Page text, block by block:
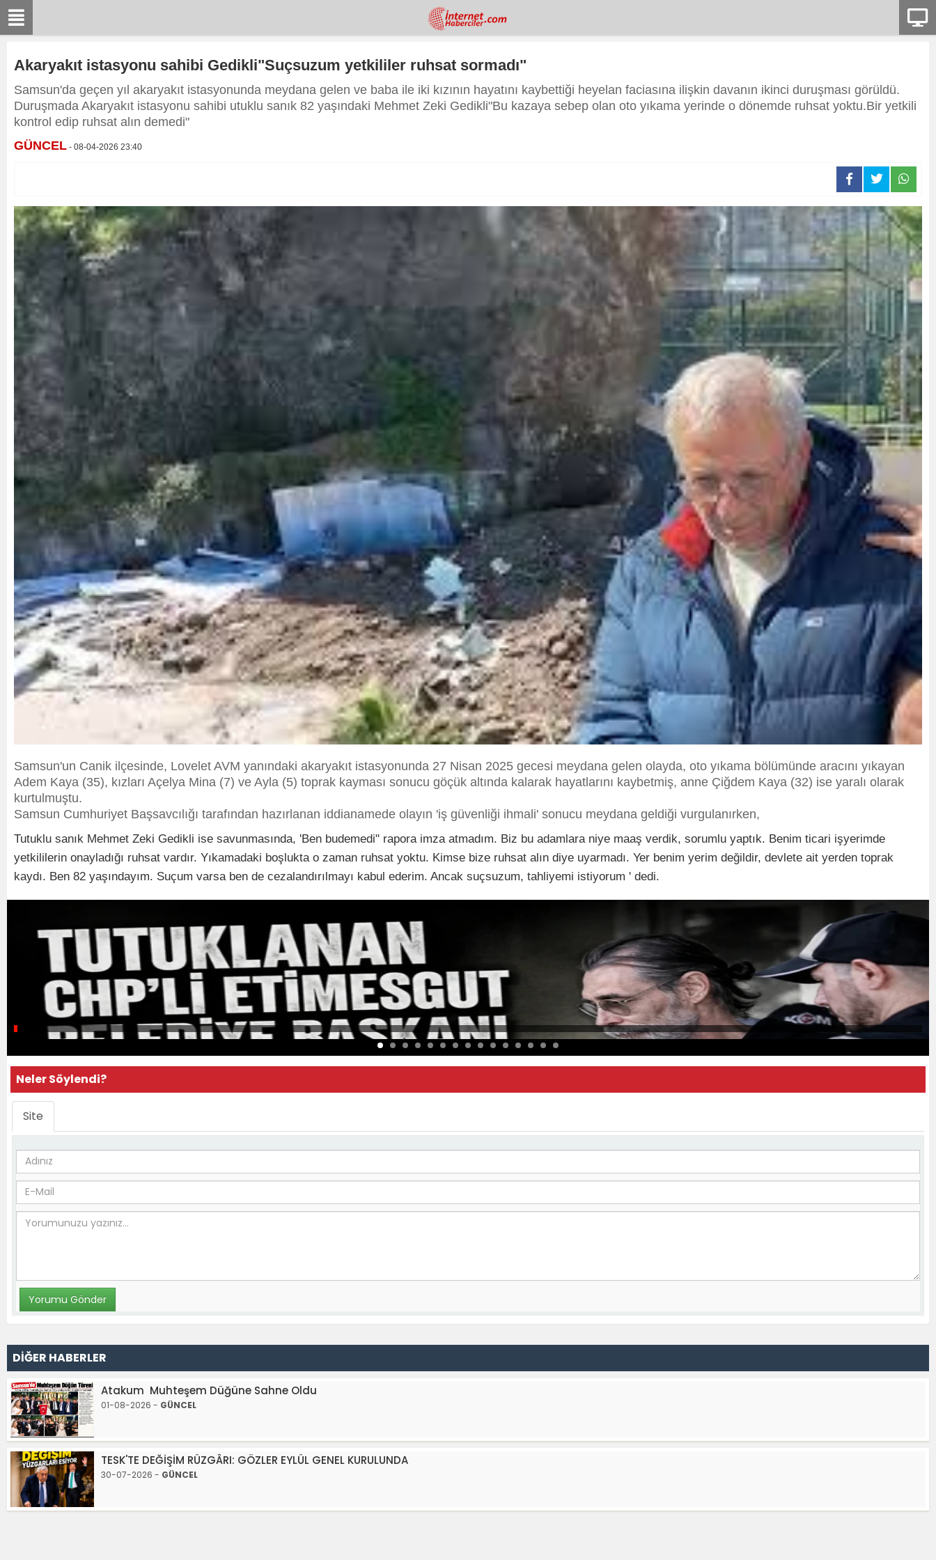
Akaryakıt istasyonu sahibi Gedikli"Suçsuzum yetkililer ruhsat sormadı"
Samsun'da geçen yıl akaryakıt istasyonunda meydana gelen ve baba ile iki kızının hayatını kaybettiği heyelan faciasına ilişkin davanın ikinci duruşması görüldü.
Duruşmada Akaryakıt istasyonu sahibi utuklu sanık 82 yaşındaki Mehmet Zeki Gedikli"Bu kazaya sebep olan oto yıkama yerinde o dönemde ruhsat yoktu.Bir yetkili
kontrol edip ruhsat alın demedi"
GÜNCEL - 08-04-2026 23:40
Samsun'un Canik ilçesinde, Lovelet AVM yanındaki akaryakıt istasyonunda 27 Nisan 2025 gecesi meydana gelen olayda, oto yıkama bölümünde aracını yıkayan
Adem Kaya (35), kızları Açelya Mina (7) ve Ayla (5) toprak kayması sonucu göçük altında kalarak hayatlarını kaybetmiş, anne Çiğdem Kaya (32) ise yaralı olarak
kurtulmuştu.
Samsun Cumhuriyet Başsavcılığı tarafından hazırlanan iddianamede olayın 'iş güvenliği ihmali' sonucu meydana geldiği vurgulanırken,
Tutuklu sanık Mehmet Zeki Gedikli ise savunmasında, 'Ben budemedi" rapora imza atmadım. Biz bu adamlara niye maaş verdik, sorumlu yaptık. Benim ticari işyerimde
yetkililerin onayladığı ruhsat vardır. Yıkamadaki boşlukta o zaman ruhsat yoktu. Kimse bize ruhsat alın diye uyarmadı. Yer benim yerim değildir, devlete ait yerden toprak
kaydı. Ben 82 yaşındayım. Suçum varsa ben de cezalandırılmayı kabul ederim. Ancak suçsuzum, tahliyemi istiyorum ' dedi.
Neler Söylendi?
Site
DİĞER HABERLER
Atakum Muhteşem Düğüne Sahne Oldu
01-08-2026 - GÜNCEL
TESK'TE DEĞİŞİM RÜZGÂRI: GÖZLER EYLÜL GENEL KURULUNDA
30-07-2026 - GÜNCEL